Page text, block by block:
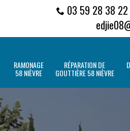
03 59 28 38 22
RAMONAGE
58 NIÈVRE
RÉPARATION DE
GOUTTIÈRE 58 NIÈVRE